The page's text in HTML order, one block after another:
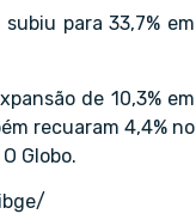
para 33,7% em
de 10,3% em
recuaram 4,4% no
Globo.